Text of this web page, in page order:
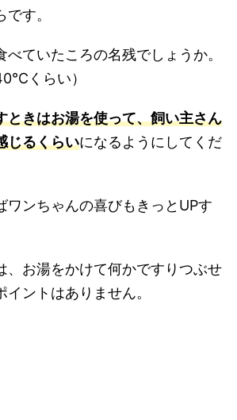
す。
べていたころの名残でしょうか。
くらい）
ときはお湯を使って、飼い主さん
じるくらいになるようにしてくだ
ワンちゃんの喜びもきっとUPす
、お湯をかけて何かですりつぶせ
ントはありません。